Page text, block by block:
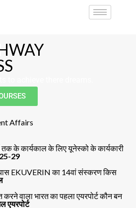
Affairs
तक के कार्यकाल के लिए यूनेस्को के कार्यकारी
29
EKUVERIN का 14वां संस्करण किस
करने वाला भारत का पहला एयरपोर्ट कौन बन
एयरपोर्ट